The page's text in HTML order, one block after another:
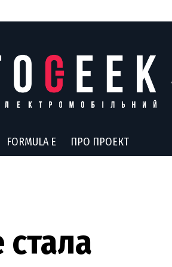
FORMULA E ПРО ПРОЕКТ